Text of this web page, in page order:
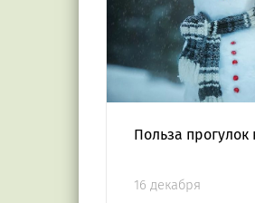
Польза
16 декабря